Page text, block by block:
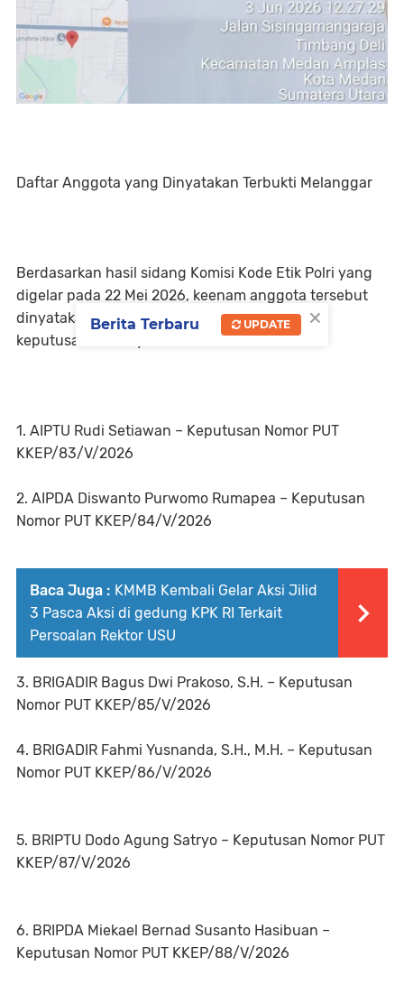
Daftar Anggota yang Dinyatakan Terbukti Melanggar
Berdasarkan hasil sidang Komisi Kode Etik Polri yang
digelar pada 22 Mei 2026, keenam anggota tersebut
dinyatakan bersalah dan ditetapkan dengan
keputusan resmi, yaitu:
1. AIPTU Rudi Setiawan – Keputusan Nomor PUT
KKEP/83/V/2026
2. AIPDA Diswanto Purwomo Rumapea – Keputusan
Nomor PUT KKEP/84/V/2026
Baca Juga : ‎KMMB Kembali Gelar Aksi Jilid
3 Pasca Aksi di gedung KPK RI Terkait
Persoalan Rektor USU ‎
3. BRIGADIR Bagus Dwi Prakoso, S.H. – Keputusan
Nomor PUT KKEP/85/V/2026
4. BRIGADIR Fahmi Yusnanda, S.H., M.H. – Keputusan
Nomor PUT KKEP/86/V/2026
5. BRIPTU Dodo Agung Satryo – Keputusan Nomor PUT
KKEP/87/V/2026
6. BRIPDA Miekael Bernad Susanto Hasibuan –
Keputusan Nomor PUT KKEP/88/V/2026
×
Berita Terbaru UPDATE